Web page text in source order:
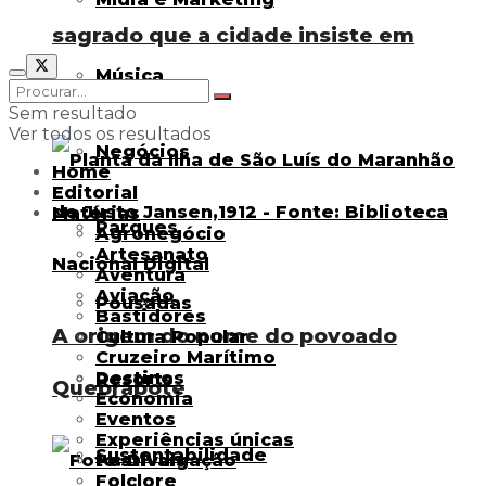
sagrado que a cidade insiste em
negar
A origem do nome do povoado
Quebrapote
Música
Negócios
Parques
Pousadas
Resorts
Sustentabilidade
Sem resultado
Ver todos os resultados
Home
Editorial
Matérias
Agronegócio
Artesanato
Aventura
Aviação
Bastidores
Cultura Popular
Cruzeiro Marítimo
Destinos
Economia
Eventos
Experiências únicas
Festivais
Folclore